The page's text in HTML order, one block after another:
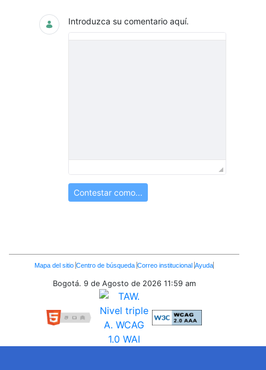
Introduzca su comentario aquí.
Contestar como...
Enlaces
Inferiores
Mapa del sitio Centro de búsqueda Correo institucional Ayuda
Bogotá. 9 de Agosto de 2026 11:59 am